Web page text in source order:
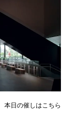
本日の催しはこちら